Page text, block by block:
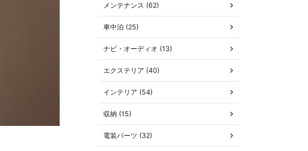
メンテナンス (62)
車中泊 (25)
ナビ・オーディオ (13)
エクステリア (40)
インテリア (54)
収納 (15)
電装パーツ (32)